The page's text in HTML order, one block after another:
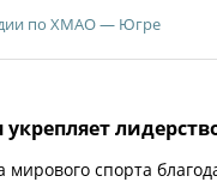
по ХМАО — Югре
мирового спорта